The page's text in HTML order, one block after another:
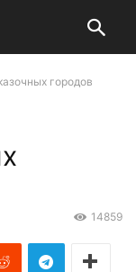
городов
14859